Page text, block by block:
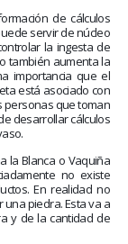
de cálculos
servir de núcleo
la ingesta de
también aumenta la
importancia que el
está asociado con
personas que toman
desarrollar cálculos
la Blanca o Vaquiña
no existe
En realidad no
piedra. Esta va a
y de la cantidad de